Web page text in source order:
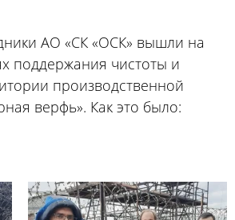
АО «СК «ОСК» вышли на
поддержания чистоты и
производственной
верфь». Как это было: